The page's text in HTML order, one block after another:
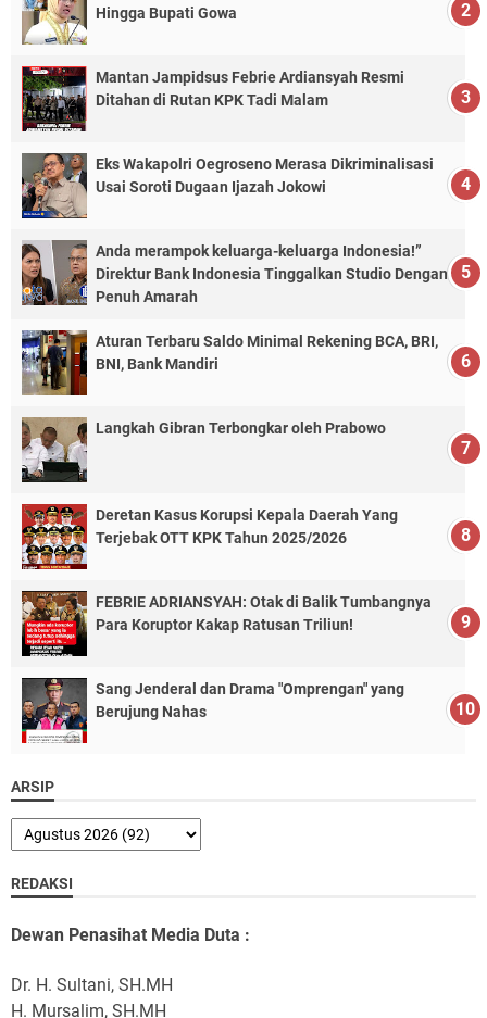
Hingga Bupati Gowa
Mantan Jampidsus Febrie Ardiansyah Resmi
Ditahan di Rutan KPK Tadi Malam
Eks Wakapolri Oegroseno Merasa Dikriminalisasi
Usai Soroti Dugaan Ijazah Jokowi
Anda merampok keluarga-keluarga Indonesia!”
Direktur Bank Indonesia Tinggalkan Studio Dengan
Penuh Amarah
Aturan Terbaru Saldo Minimal Rekening BCA, BRI,
BNI, Bank Mandiri
Langkah Gibran Terbongkar oleh Prabowo
Deretan Kasus Korupsi Kepala Daerah Yang
Terjebak OTT KPK Tahun 2025/2026
FEBRIE ADRIANSYAH: Otak di Balik Tumbangnya
Para Koruptor Kakap Ratusan Triliun!
Sang Jenderal dan Drama "Omprengan" yang
Berujung Nahas
ARSIP
REDAKSI
Dewan Penasihat Media Duta :
Dr. H. Sultani, SH.MH
H. Mursalim, SH.MH